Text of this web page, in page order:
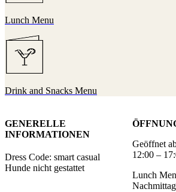
Lunch Menu
Drink and Snacks Menu
GENERELLE
INFORMATIONEN
Dress Code: smart casual
Hunde nicht gestattet
Geöffnet
12:00 –
Lunch